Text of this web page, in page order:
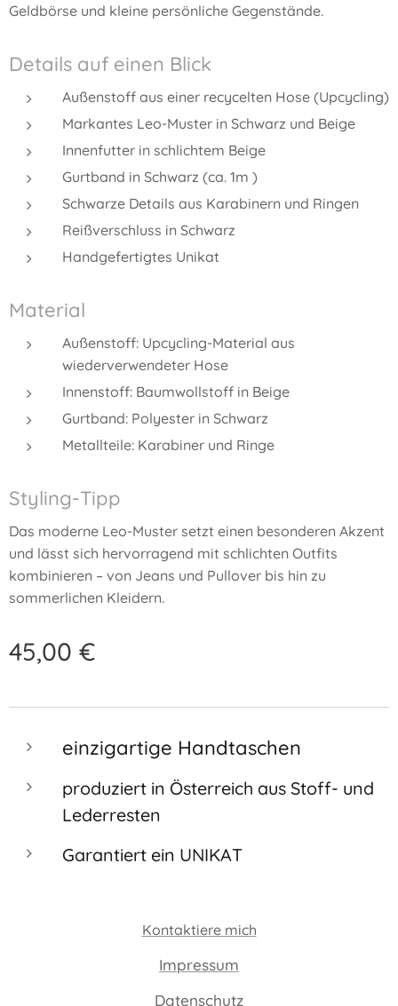
Geldbörse und kleine persönliche Gegenstände.
Details auf einen Blick
Außenstoff aus einer recycelten Hose (Upcycling)
Markantes Leo-Muster in Schwarz und Beige
Innenfutter in schlichtem Beige
Gurtband in Schwarz (ca. 1m )
Schwarze Details aus Karabinern und Ringen
Reißverschluss in Schwarz
Handgefertigtes Unikat
Material
Außenstoff: Upcycling-Material aus
wiederverwendeter Hose
Innenstoff: Baumwollstoff in Beige
Gurtband: Polyester in Schwarz
Metallteile: Karabiner und Ringe
Styling-Tipp
Das moderne Leo-Muster setzt einen besonderen Akzent
und lässt sich hervorragend mit schlichten Outfits
kombinieren – von Jeans und Pullover bis hin zu
sommerlichen Kleidern.
45,00 €
einzigartige Handtaschen
produziert in Österreich aus Stoff- und
Lederresten
Garantiert ein UNIKAT
Kontaktiere mich
Impressum
Datenschutz